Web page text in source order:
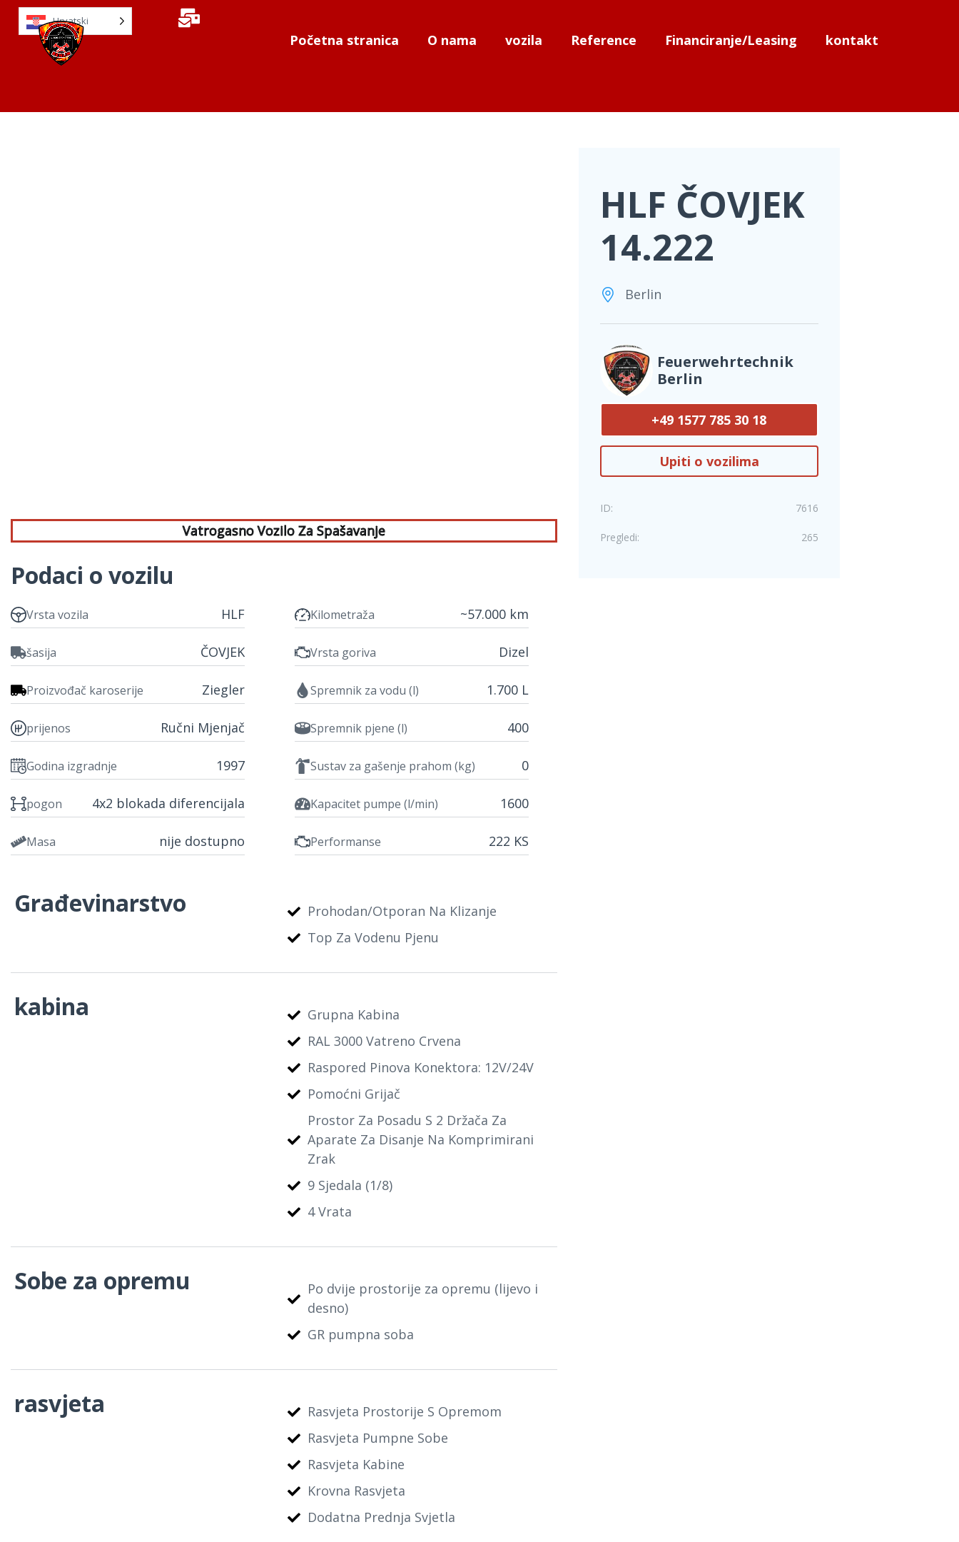
Hrvatski
Početna stranica O nama vozila Reference Financiranje/Leasing kontakt
Vatrogasno Vozilo Za Spašavanje
Podaci o vozilu
Vrsta vozila HLF Kilometraža ~57.000 km
šasija ČOVJEK Vrsta goriva Dizel
Proizvođač karoserije Ziegler Spremnik za vodu (l) 1.700 L
prijenos Ručni Mjenjač Spremnik pjene (l) 400
Godina izgradnje 1997 Sustav za gašenje prahom (kg) 0
pogon 4x2 blokada diferencijala Kapacitet pumpe (l/min) 1600
Masa nije dostupno Performanse 222 KS
Građevinarstvo
Prohodan/otporan Na Klizanje
Top Za Vodenu Pjenu
kabina
Grupna Kabina
RAL 3000 Vatreno Crvena
Raspored Pinova Konektora: 12V/24V
Pomoćni Grijač
Prostor Za Posadu S 2 Držača Za
Aparate Za Disanje Na Komprimirani
Zrak
9 Sjedala (1/8)
4 Vrata
Sobe za opremu
Po dvije prostorije za opremu (lijevo i
desno)
GR pumpna soba
rasvjeta
Rasvjeta Prostorije S Opremom
Rasvjeta Pumpne Sobe
Rasvjeta Kabine
Krovna Rasvjeta
Dodatna Prednja Svjetla
HLF ČOVJEK
14.222
Berlin
Feuerwehrtechnik
Berlin
+49 1577 785 30 18
Upiti o vozilima
ID: 7616
Pregledi: 265